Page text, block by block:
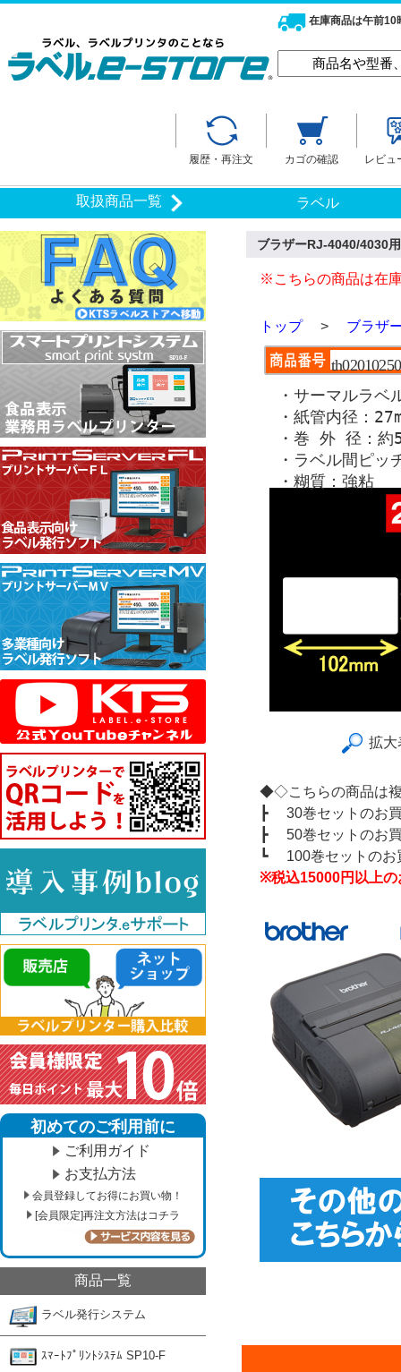
在庫商品は午前10
履歴・再注文 カゴの確認 レビュ
取扱商品一覧 ラベル
初めてのご利用前に
ご利用ガイド
お支払方法
会員登録してお得にお買い物！
[会員限定]再注文方法はコチラ
商品一覧
ラベル発行システム
ｽﾏｰﾄﾌﾟﾘﾝﾄｼｽﾃﾑ SP10-F
ブラザーRJ-4040/4030
※こちらの商品は在
トップ> ブラザ
・サーマルラベ
・紙管内径：
・巻 外 径：約
・ラベル間ピッ
・糊質：強粘
拡大
◆◇こちらの商品は
┣
30巻セットのお
┣
50巻セットのお
┗
100巻セットの
※税込15000円以上の